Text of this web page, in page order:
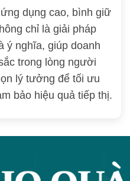
dụng cao, bình giữ
chỉ là giải pháp
ý nghĩa, giúp doanh
trong lòng người
lý tưởng để tối ưu
bảo hiệu quả tiếp thị.